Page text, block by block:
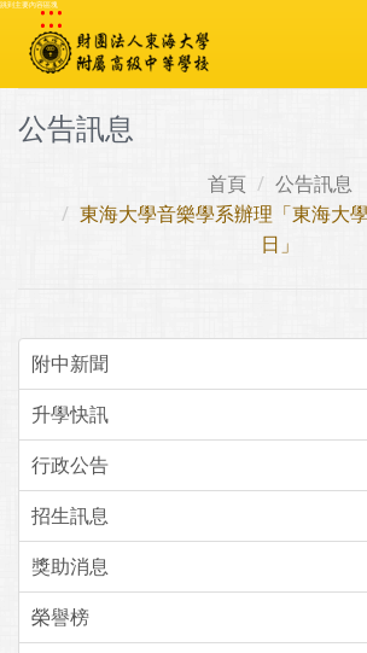
跳到主要內容區塊
:::
公告訊息
首頁
公告訊息
東海大學音樂學系辦理「東海大
日」
附中新聞
升學快訊
行政公告
招生訊息
獎助消息
榮譽榜